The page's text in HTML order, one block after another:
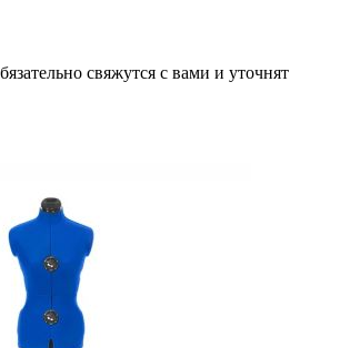
свяжутся с вами и уточнят